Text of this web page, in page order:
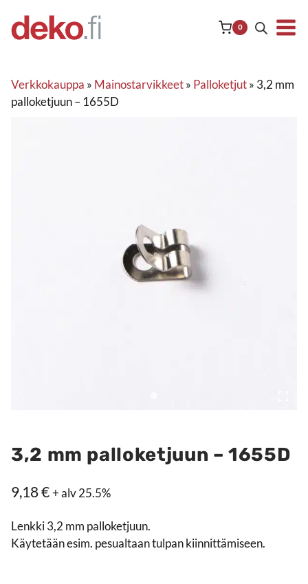
sisältöön
0
Verkkokauppa » Mainostarvikkeet» Palloketjut» 3,2 mm
palloketjuun – 1655D
3,2 mm palloketjuun – 1655D
9,18€+ alv 25.5%
Lenkki 3,2 mm palloketjuun.
Käytetään esim. pesualtaan tulpan kiinnittämiseen.